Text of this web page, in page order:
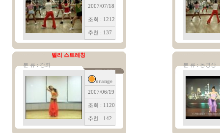
2007/07/18
조회 : 1212
추천 : 137
벨리 스트레칭
분 류 : 강좌
orange
2007/06/19
조회 : 1120
추천 : 142
분 류 : 동영상